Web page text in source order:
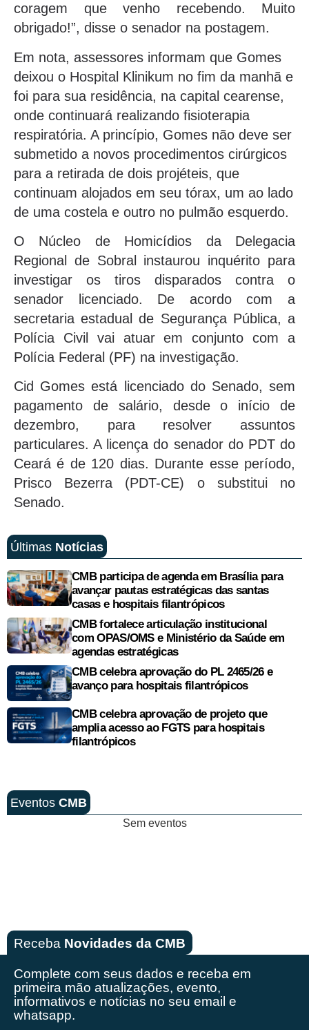
coragem que venho recebendo. Muito
obrigado!”, disse o senador na postagem.
Em nota, assessores informam que Gomes
deixou o Hospital Klinikum no fim da manhã e
foi para sua residência, na capital cearense,
onde continuará realizando fisioterapia
respiratória. A princípio, Gomes não deve ser
submetido a novos procedimentos cirúrgicos
para a retirada de dois projéteis, que
continuam alojados em seu tórax, um ao lado
de uma costela e outro no pulmão esquerdo.
O Núcleo de Homicídios da Delegacia
Regional de Sobral instaurou inquérito para
investigar os tiros disparados contra o
senador licenciado. De acordo com a
secretaria estadual de Segurança Pública, a
Polícia Civil vai atuar em conjunto com a
Polícia Federal (PF) na investigação.
Cid Gomes está licenciado do Senado, sem
pagamento de salário, desde o início de
dezembro, para resolver assuntos
particulares. A licença do senador do PDT do
Ceará é de 120 dias. Durante esse período,
Prisco Bezerra (PDT-CE) o substitui no
Senado.
Últimas Notícias
CMB participa de agenda em Brasília para
avançar pautas estratégicas das santas
casas e hospitais filantrópicos
CMB fortalece articulação institucional
com OPAS/OMS e Ministério da Saúde em
agendas estratégicas
CMB celebra aprovação do PL 2465/26 e
avanço para hospitais filantrópicos
CMB celebra aprovação de projeto que
amplia acesso ao FGTS para hospitais
filantrópicos
Eventos CMB
Sem eventos
Receba Novidades da CMB
Complete com seus dados e receba em
primeira mão atualizações, evento,
informativos e notícias no seu email e
whatsapp.